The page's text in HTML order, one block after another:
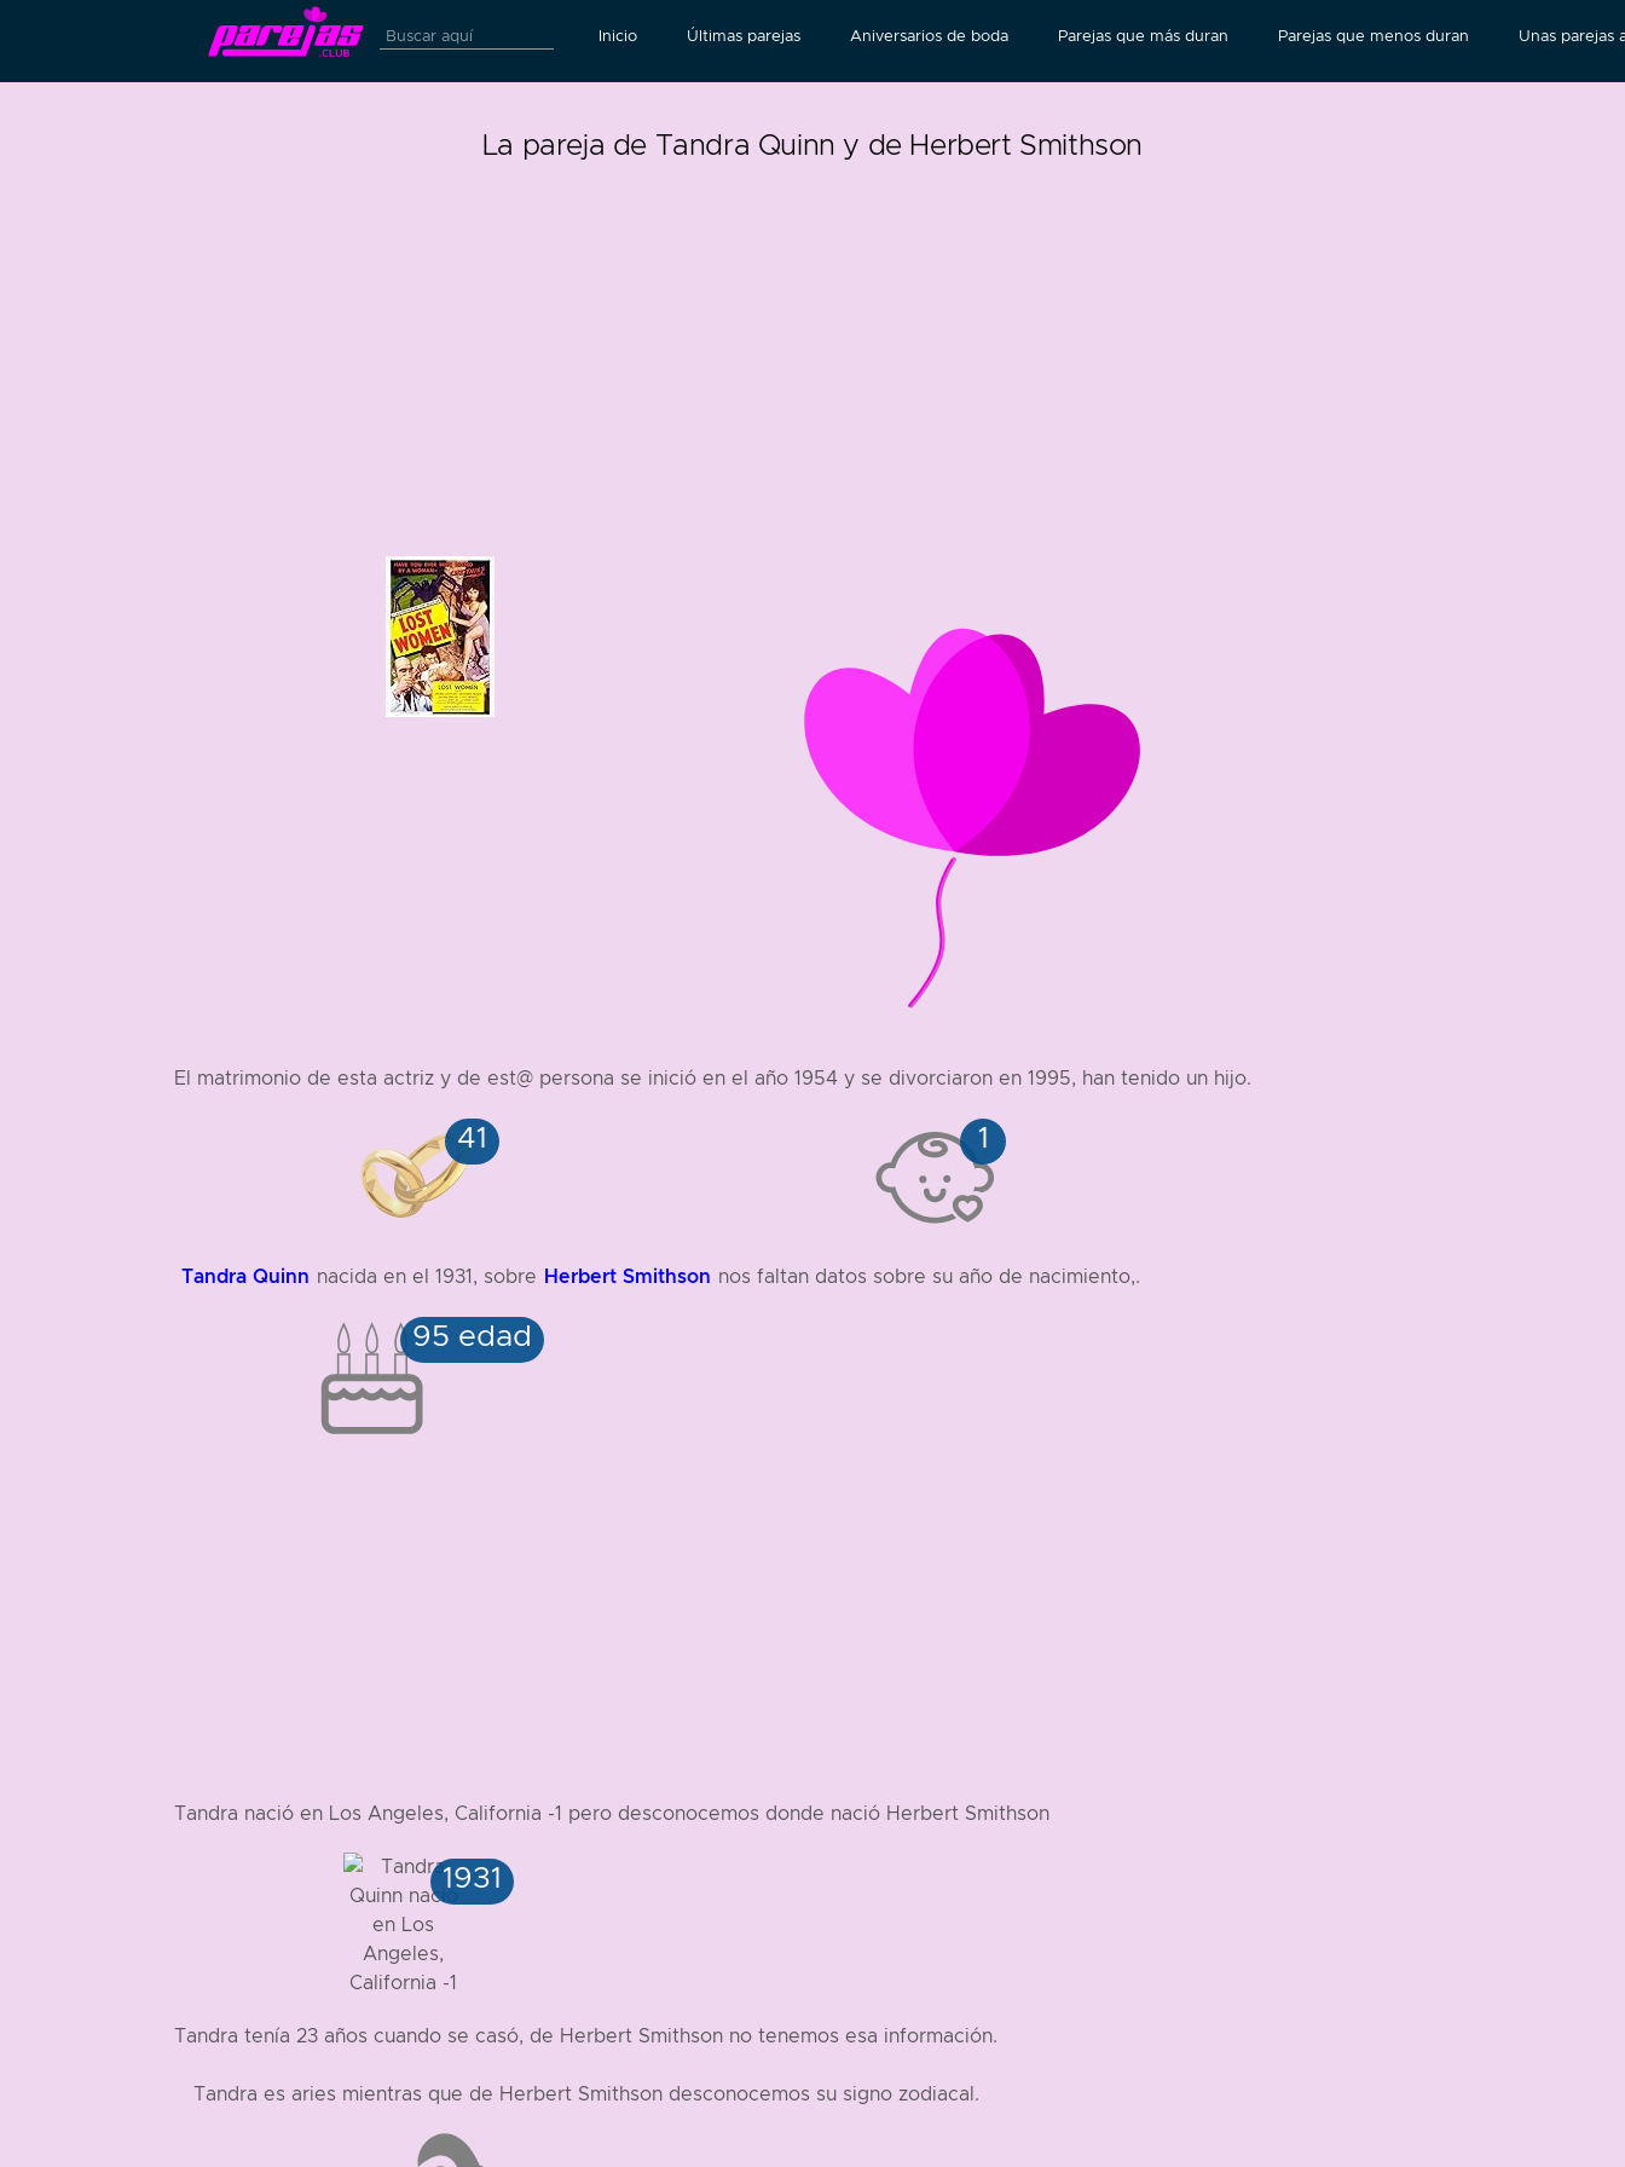
Inicio Últimas parejas Aniversarios de boda Parejas que más duran Parejas que menos duran Unas parejas
La pareja de Tandra Quinn y de Herbert Smithson
El matrimonio de esta actriz y de est@ persona se inició en el año 1954 y se divorciaron en 1995, han tenido un hijo.
Tandra Quinn nacida en el 1931, sobre Herbert Smithson nos faltan datos sobre su año de nacimiento,.
Tandra nació en Los Angeles, California -1 pero desconocemos donde nació Herbert Smithson
Tandra tenía 23 años cuando se casó, de Herbert Smithson no tenemos esa información.
Tandra es aries mientras que de Herbert Smithson desconocemos su signo zodiacal.